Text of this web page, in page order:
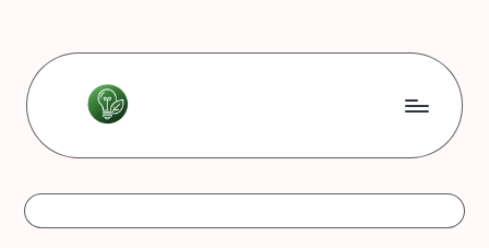
content
L
e
s
astuces